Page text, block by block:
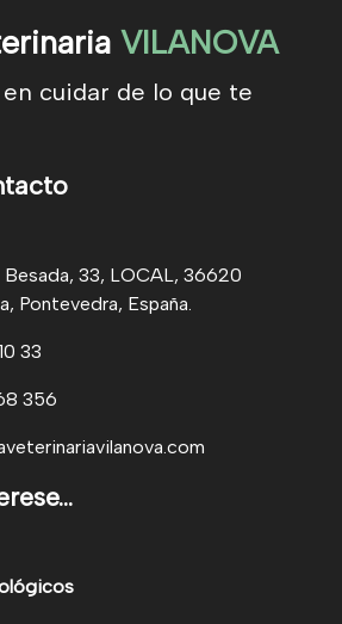
VILANOVA
cuidar de lo que te
33, LOCAL, 36620
Pontevedra, España.
33
356